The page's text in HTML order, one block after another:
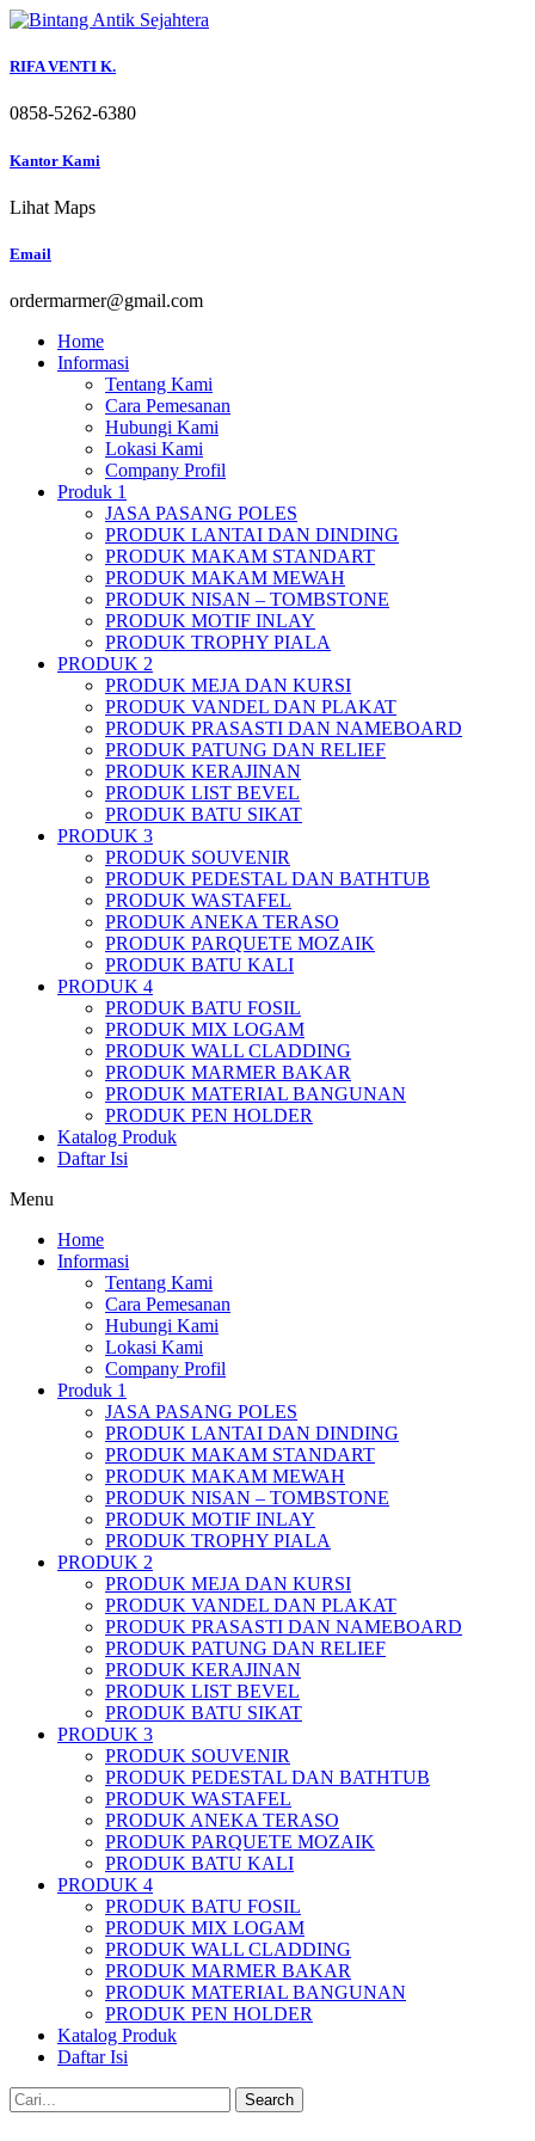
Skip
content
RIFA VENTI K.
0858-5262-6380
Kantor Kami
Lihat Maps
Email
ordermarmer@gmail.com
Home
Informasi
Tentang Kami
Cara Pemesanan
Hubungi Kami
Lokasi Kami
Company Profil
Produk 1
JASA PASANG POLES
PRODUK LANTAI DAN DINDING
PRODUK MAKAM STANDART
PRODUK MAKAM MEWAH
PRODUK NISAN – TOMBSTONE
PRODUK MOTIF INLAY
PRODUK TROPHY PIALA
PRODUK 2
PRODUK MEJA DAN KURSI
PRODUK VANDEL DAN PLAKAT
PRODUK PRASASTI DAN NAMEBOARD
PRODUK PATUNG DAN RELIEF
PRODUK KERAJINAN
PRODUK LIST BEVEL
PRODUK BATU SIKAT
PRODUK 3
PRODUK SOUVENIR
PRODUK PEDESTAL DAN BATHTUB
PRODUK WASTAFEL
PRODUK ANEKA TERASO
PRODUK PARQUETE MOZAIK
PRODUK BATU KALI
PRODUK 4
PRODUK BATU FOSIL
PRODUK MIX LOGAM
PRODUK WALL CLADDING
PRODUK MARMER BAKAR
PRODUK MATERIAL BANGUNAN
PRODUK PEN HOLDER
Katalog Produk
Daftar Isi
Menu
Home
Informasi
Tentang Kami
Cara Pemesanan
Hubungi Kami
Lokasi Kami
Company Profil
Produk 1
JASA PASANG POLES
PRODUK LANTAI DAN DINDING
PRODUK MAKAM STANDART
PRODUK MAKAM MEWAH
PRODUK NISAN – TOMBSTONE
PRODUK MOTIF INLAY
PRODUK TROPHY PIALA
PRODUK 2
PRODUK MEJA DAN KURSI
PRODUK VANDEL DAN PLAKAT
PRODUK PRASASTI DAN NAMEBOARD
PRODUK PATUNG DAN RELIEF
PRODUK KERAJINAN
PRODUK LIST BEVEL
PRODUK BATU SIKAT
PRODUK 3
PRODUK SOUVENIR
PRODUK PEDESTAL DAN BATHTUB
PRODUK WASTAFEL
PRODUK ANEKA TERASO
PRODUK PARQUETE MOZAIK
PRODUK BATU KALI
PRODUK 4
PRODUK BATU FOSIL
PRODUK MIX LOGAM
PRODUK WALL CLADDING
PRODUK MARMER BAKAR
PRODUK MATERIAL BANGUNAN
PRODUK PEN HOLDER
Katalog Produk
Daftar Isi
Search